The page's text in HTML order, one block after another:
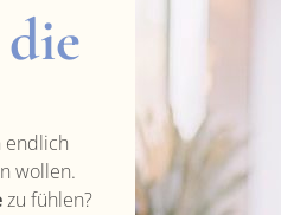
endlich
wollen.
zu fühlen?